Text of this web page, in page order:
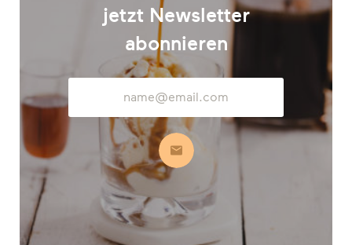
jetzt Newsletter
abonnieren
Mail-
Adresse
Abonnieren